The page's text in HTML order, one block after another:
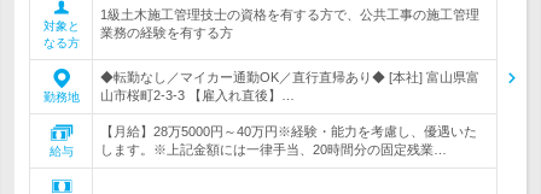
対象と
なる方
1級土木施工管理技士の資格を有する方で、公共工事の施工管理
業務の経験を有する方
勤務地
◆転勤なし／マイカー通勤OK／直行直帰あり◆ [本社] 富山県富
山市桜町2-3-3 【雇入れ直後】…
給与
【月給】28万5000円～40万円※経験・能力を考慮し、優遇いた
します。※上記金額には一律手当、20時間分の固定残業…